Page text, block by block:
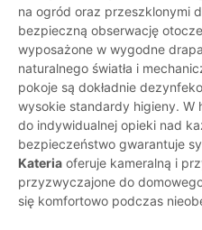
na ogród oraz przeszklonymi
bezpieczną obserwację
wyposażone w wygodne
naturalnego światła i
pokoje są dokładnie
wysokie standardy higieny. W
do indywidualnej opieki nad
bezpieczeństwo gwarantuje
Kateria oferuje kameralną i
przyzwyczajone do
się komfortowo podczas